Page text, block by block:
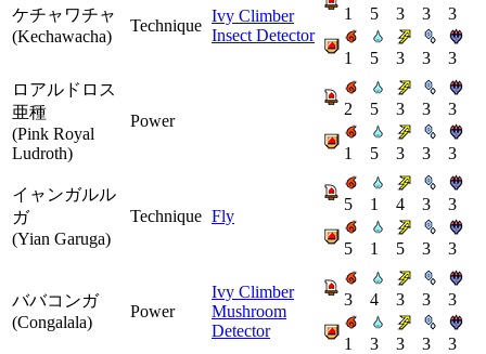
ケチャワチャ
(Kechawacha)
Technique
Ivy Climber
Insect Detector
1 5 3 3 3
1 5 3 3
3
ロアルドロス
亜種
(Pink Royal
Ludroth)
Power
2 5 3 3 3
1 5 3 3 3
イャンガルル
ガ
(Yian Garuga)
Technique Fly
5 1 4 3 3
5 1 5 3 3
ババコンガ
(Congalala)
Power
Ivy Climber
Mushroom
Detector
3 4 3 3 3
1 3 3 3
3